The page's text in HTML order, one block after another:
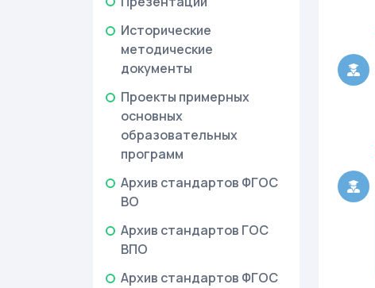
Исторические
методические
документы
Проекты примерных
основных
образовательных
программ
Архив стандартов ФГОС
ВО
Архив стандартов ГОС
ВПО
Архив стандартов ФГОС